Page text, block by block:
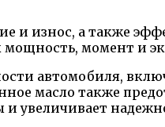
и износ, а также
мощность, момент и
автомобиля,
масло также
увеличивает